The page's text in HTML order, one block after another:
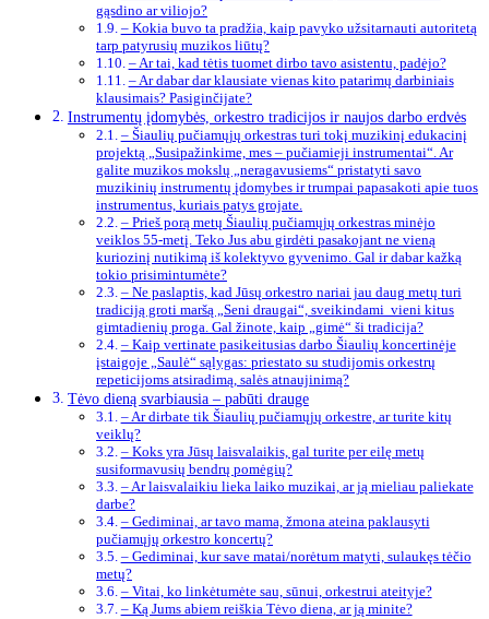
gąsdino ar viliojo?
– Kokia buvo ta pradžia, kaip pavyko užsitarnauti autoritetą
tarp patyrusių muzikos liūtų?
– Ar tai, kad tėtis tuomet dirbo tavo asistentu, padėjo?
– Ar dabar dar klausiate vienas kito patarimų darbiniais
klausimais? Pasiginčijate?
Instrumentų įdomybės, orkestro tradicijos ir naujos darbo erdvės
– Šiaulių pučiamųjų orkestras turi tokį muzikinį edukacinį
projektą „Susipažinkime, mes – pučiamieji instrumentai“. Ar
galite muzikos mokslų „neragavusiems“ pristatyti savo
muzikinių instrumentų įdomybes ir trumpai papasakoti apie tuos
instrumentus, kuriais patys grojate.
– Prieš porą metų Šiaulių pučiamųjų orkestras minėjo
veiklos 55-metį. Teko Jus abu girdėti pasakojant ne vieną
kuriozinį nutikimą iš kolektyvo gyvenimo. Gal ir dabar kažką
tokio prisimintumėte?
– Ne paslaptis, kad Jūsų orkestro nariai jau daug metų turi
tradiciją groti maršą „Seni draugai“, sveikindami vieni kitus
gimtadienių proga. Gal žinote, kaip „gimė“ ši tradicija?
– Kaip vertinate pasikeitusias darbo Šiaulių koncertinėje
įstaigoje „Saulė“ sąlygas: priestato su studijomis orkestrų
repeticijoms atsiradimą, salės atnaujinimą?
Tėvo dieną svarbiausia – pabūti drauge
– Ar dirbate tik Šiaulių pučiamųjų orkestre, ar turite kitų
veiklų?
– Koks yra Jūsų laisvalaikis, gal turite per eilę metų
susiformavusių bendrų pomėgių?
– Ar laisvalaikiu lieka laiko muzikai, ar ją mieliau paliekate
darbe?
– Gediminai, ar tavo mama, žmona ateina paklausyti
pučiamųjų orkestro koncertų?
– Gediminai, kur save matai/norėtum matyti, sulaukęs tėčio
metų?
– Vitai, ko linkėtumėte sau, sūnui, orkestrui ateityje?
– Ką Jums abiem reiškia Tėvo diena, ar ją minite?